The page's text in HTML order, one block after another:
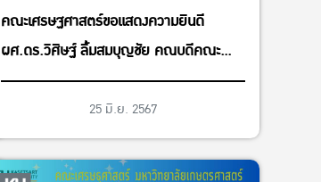
คณะเศรษฐศาสตร์ขอแสดงความยินดี
ผศ.ดร.วิศิษฐ์ ลิ้มสมบุญชัย คณบดีคณะ
เศรษฐศาสตร์ ในโอกาสได้รับแต่งตั้งเป็น
ผู้ทรงคุณวุฒิในคณะกรรมการนโยบายและ
แผนพัฒนาการเกษตรและสหกรณ์ โดยคณะ
รัฐมตรีมีมติเห็นชอบ เมื่อวันที่ 2 เมษายน
25 มิ.ย. 2567